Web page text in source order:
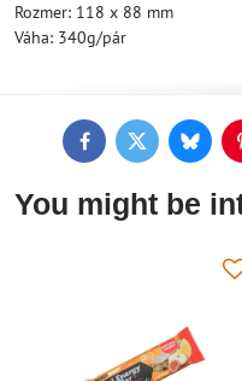
Rozmer: 118 x 88 mm
Váha: 340g/pár
FacebookTwitter
You might be